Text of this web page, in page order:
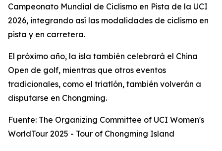
Campeonato Mundial de Ciclismo en Pista de la UCI
2026, integrando así las modalidades de ciclismo en
pista y en carretera.
El próximo año, la isla también celebrará el China
Open de golf, mientras que otros eventos
tradicionales, como el triatlón, también volverán a
disputarse en Chongming.
Fuente: The Organizing Committee of UCI Women's
WorldTour 2025 - Tour of Chongming Island